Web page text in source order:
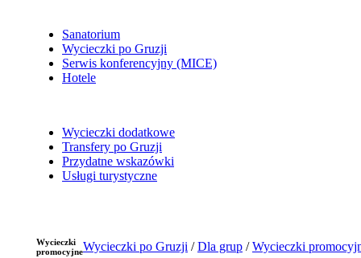
Sanatorium
Wycieczki po Gruzji
Serwis konferencyjny (MICE)
Hotele
Wycieczki dodatkowe
Transfery po Gruzji
Przydatne wskazówki
Usługi turystyczne
Wycieczki
promocyjneWycieczki po Gruzji /Dla grup /Wycieczki